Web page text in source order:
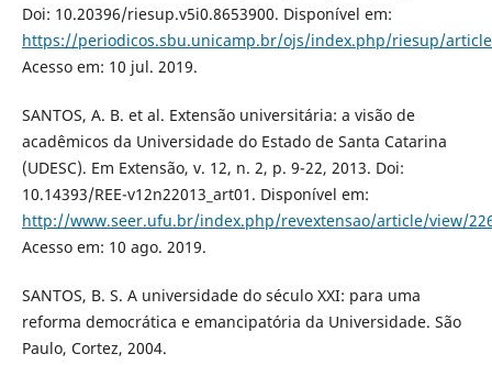
Doi: 10.20396/riesup.v5i0.8653900. Disponível em:
https://periodicos.sbu.unicamp.br/ojs/index.php/riesup/
Acesso em: 10 jul. 2019.
SANTOS, A. B. et al. Extensão universitária: a visão de
acadêmicos da Universidade do Estado de Santa Catarina
(UDESC). Em Extensão, v. 12, n. 2, p. 9-22, 2013. Doi:
10.14393/REE-v12n22013_art01. Disponível em:
http://www.seer.ufu.br/index.php/revextensao/article/view/
Acesso em: 10 ago. 2019.
SANTOS, B. S. A universidade do século XXI: para uma
reforma democrática e emancipatória da Universidade. São
Paulo, Cortez, 2004.